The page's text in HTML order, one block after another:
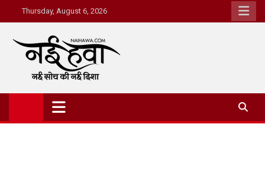
Thursday, August 6, 2026
Nai Hawa